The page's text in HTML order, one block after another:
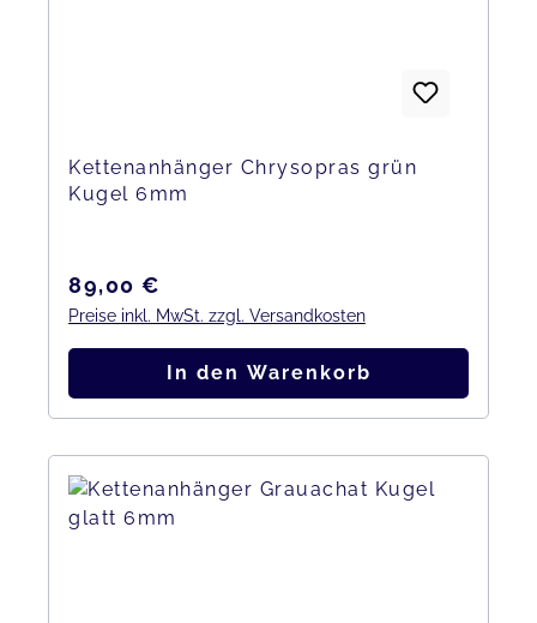
Kettenanhänger Chrysopras grün
Kugel 6mm
Regulärer Preis:
89,00 €
Preise inkl. MwSt. zzgl. Versandkosten
In den Warenkorb